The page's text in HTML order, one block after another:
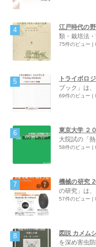
江戸時代の
類・栽培法
75件のビュー |
トライボロ
ブック」は
69件のビュー |
東京大学 ２
大院試の「
58件のビュー |
機械の研究
の研究」は
57件のビュー |
図説 カメム
を深め害虫